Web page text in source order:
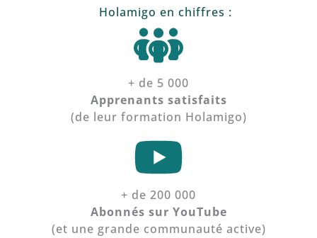
Holamigo en chiffres :
+ de 5 000
Apprenants satisfaits
(de leur formation Holamigo)
+ de 200 000
Abonnés sur YouTube
(et une grande communauté active)